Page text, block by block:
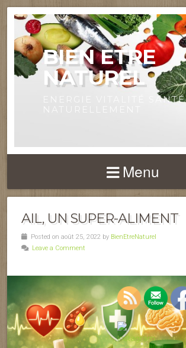
BIEN ETRE
NATUREL
ENERGIE VITALITÉ SANTÉ
Menu
AIL, UN SUPER-ALIMENT
Posted on août 25, 2022 by BienEtreNaturel
Leave a Comment